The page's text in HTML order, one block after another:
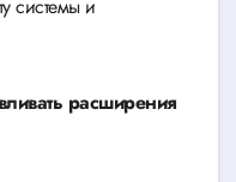
системы и
расширения